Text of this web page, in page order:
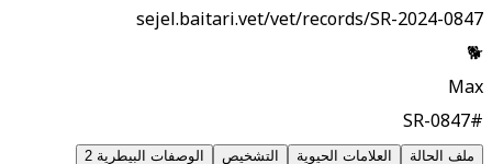
sejel.baitari.vet/vet/records/SR-2024-0847
🐕
Max
#SR-0847
ملف الحالة العلامات الحيوية التشخيص الوصفات البيطرية 2